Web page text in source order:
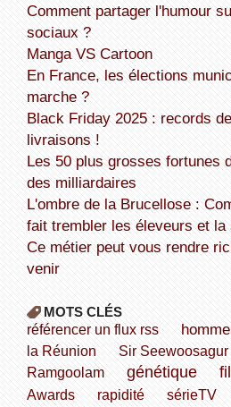
Comment partager l'humour sur les réseaux
sociaux ?
Manga VS Cartoon
En France, les élections municipales : comment ça
marche ?
Black Friday 2025 : records de ventes, chaos de
livraisons !
Les 50 plus grosses fortunes de France sont tous
des milliardaires
L'ombre de la Brucellose : Comment une bactérie
fait trembler les éleveurs et la
Ce métier peut vous rendre riche dans les années à
venir
MOTS CLÉS
référencer un flux rss homme
la Réunion
Sir Seewoosagur
Ramgoolam
génétique
Awards
rapidité sérieTV